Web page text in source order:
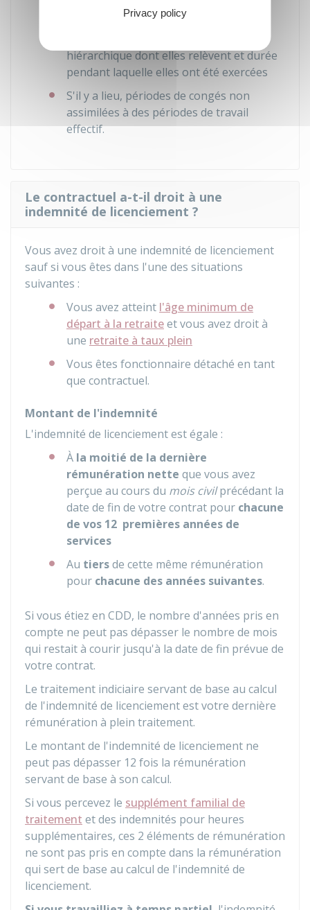
Dates de début et de fin de contrat(s)
hiérarchique dont elles relèvent et durée
pendant laquelle elles ont été exercées
S'il y a lieu, périodes de congés non
assimilées à des périodes de travail
effectif.
Le contractuel a-t-il droit à une
indemnité de licenciement ?
Vous avez droit à une indemnité de licenciement
sauf si vous êtes dans l'une des situations
suivantes :
Vous avez atteint l'âge minimum de
départ à la retraiteet vous avez droit à
une retraite à taux plein
Vous êtes fonctionnaire détaché en tant
que contractuel.
Montant de l'indemnité
L'indemnité de licenciement est égale :
À la moitié de la dernière
rémunération nette que vous avez
perçue au cours du mois civilprécédant la
date de fin de votre contrat pour chacune
de vos 12 premières années de
services
Au tiersde cette même rémunération
pour chacune des années suivantes.
Si vous étiez en CDD, le nombre d'années pris en
compte ne peut pas dépasser le nombre de mois
qui restait à courir jusqu'à la date de fin prévue de
votre contrat.
Le traitement indiciaire servant de base au calcul
de l'indemnité de licenciement est votre dernière
rémunération à plein traitement.
Le montant de l'indemnité de licenciement ne
peut pas dépasser 12 fois la rémunération
servant de base à son calcul.
Si vous percevez le supplément familial de
traitement et des indemnités pour heures
supplémentaires, ces 2 éléments de rémunération
ne sont pas pris en compte dans la rémunération
qui sert de base au calcul de l'indemnité de
licenciement.
Privacy policy